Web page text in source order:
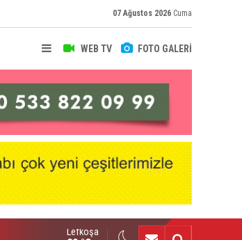
07 Ağustos 2026 Cuma
WEB TV FOTO GALERİ
Lefkoşa